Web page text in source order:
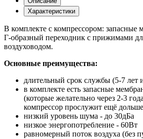
Характеристики
В комплекте с компрессором: запасные
Г-образный переходник с прижимами
воздуховодом.
Основные преимущества:
длительный срок службы (5-7 лет
в комплекте есть запасные
(которые желательно через 2-3
компрессор прослужит ещё
низкий уровень шума - до 30дБа
низкое энергопотребление - 60Вт
равномерный поток воздуха (без